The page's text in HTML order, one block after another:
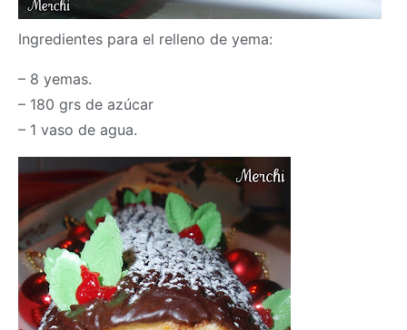
Ingredientes para el relleno de yema:
– 8 yemas.
– 180 grs de azúcar
– 1 vaso de agua.